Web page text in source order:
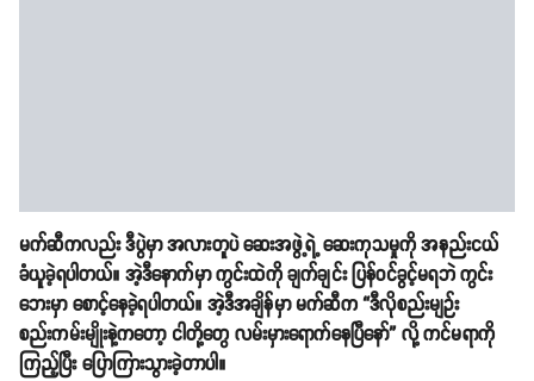
မက်ဆီကလည်း ဒီပွဲမှာ အလားတူပဲ ဆေးအဖွဲ့ရဲ့ ဆေးကုသမှုကို အနည်းငယ်
ခံယူခဲ့ရပါတယ်။ အဲ့ဒီနောက်မှာ ကွင်းထဲကို ချက်ချင်း ပြန်ဝင်ခွင့်မရဘဲ ကွင်း
ဘေးမှာ စောင့်နေခဲ့ရပါတယ်။ အဲ့ဒီအချိန်မှာ မက်ဆီက “ဒီလိုစည်းမျဉ်း
စည်းကမ်းမျိုးနဲ့ကတော့ ငါတို့တွေ လမ်းမှားရောက်နေပြီနော်” လို့ ကင်မရာကို
ကြည့်ပြီး ပြောကြားသွားခဲ့တာပါ။